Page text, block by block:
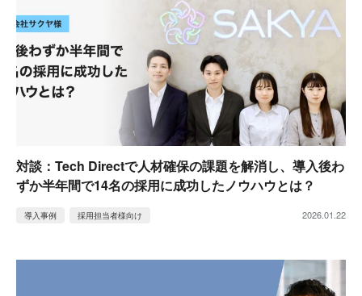
対談：Tech Directで人材確保の課題を解消し、導入後わ
ずか半年間で14名の採用に成功したノウハウとは？
導入事例 採用担当者様向け 2026.01.22